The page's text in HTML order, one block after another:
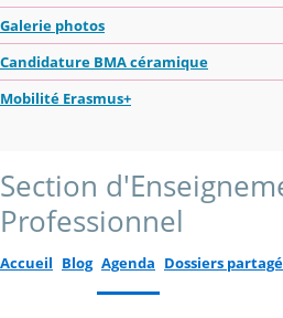
Galerie photos
Candidature BMA céramique
Mobilité Erasmus+
Section
Professionnel
Accueil Blog Agenda Dossiers